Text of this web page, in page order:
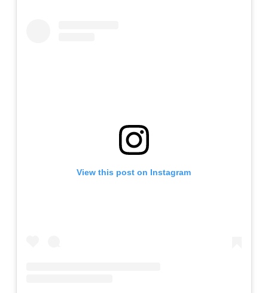
View this post on Instagram